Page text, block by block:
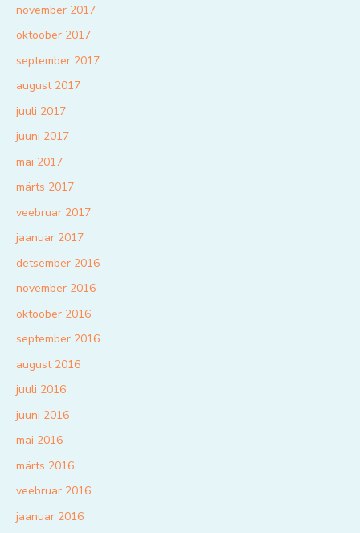
november 2017
oktoober 2017
september 2017
august 2017
juuli 2017
juuni 2017
mai 2017
märts 2017
veebruar 2017
jaanuar 2017
detsember 2016
november 2016
oktoober 2016
september 2016
august 2016
juuli 2016
juuni 2016
mai 2016
märts 2016
veebruar 2016
jaanuar 2016